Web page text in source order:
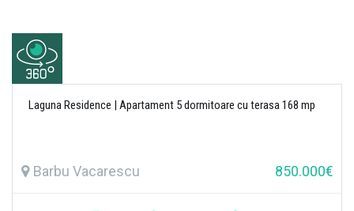
Laguna Residence | Apartament 5 dormitoare cu terasa 168 mp
Barbu Vacarescu 850.000€